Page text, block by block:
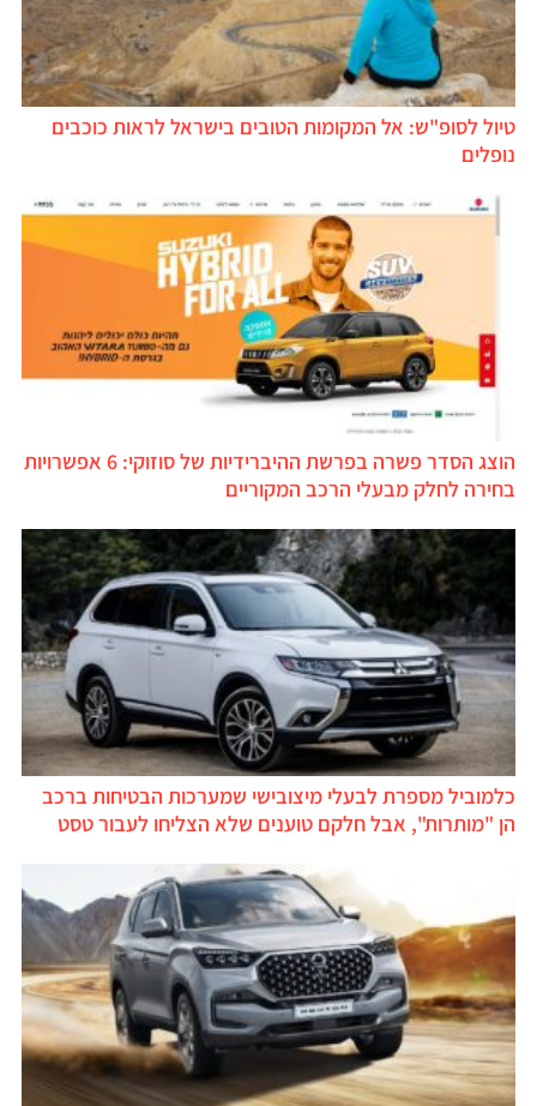
טיול לסופ"ש: אל המקומות הטובים בישראל לראות כוכבים
נופלים
הוצג הסדר פשרה בפרשת ההיברידיות של סוזוקי: 6 אפשרויות
בחירה לחלק מבעלי הרכב המקוריים
כלמוביל מספרת לבעלי מיצובישי שמערכות הבטיחות ברכב
הן "מותרות", אבל חלקם טוענים שלא הצליחו לעבור טסט